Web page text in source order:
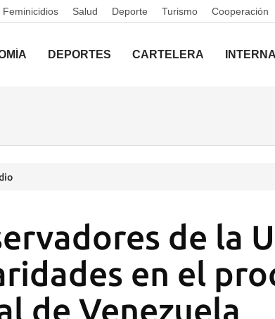
Feminicidios Salud Deporte Turismo Cooperación
DEPORTES CARTELERA
de la
en el
de Venezuela